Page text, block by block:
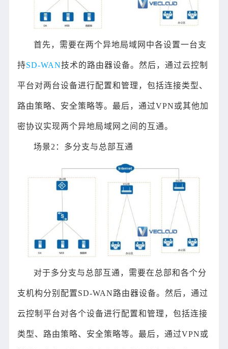
首先，需要在两个异地局域网中各设置一台支
持SD-WAN技术的路由器设备。然后，通过云控制
平台对两台设备进行配置和管理，包括连接类型、
路由策略、安全策略等。最后，通过VPN或其他加
密协议实现两个异地局域网之间的互通。
场景2：多分支与总部互通
对于多分支与总部互通，需要在总部和各个分
支机构分别配置SD-WAN路由器设备。然后，通过
云控制平台对各个设备进行配置和管理，包括连接
类型、路由策略、安全策略等。最后，通过VPN或